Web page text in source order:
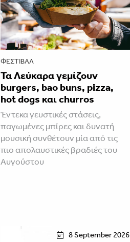
ΦΕΣΤΙΒΑΛ
Τα Λεύκαρα γεμίζουν
burgers, bao buns, pizza,
hot dogs και churros
Έντεκα γευστικές στάσεις,
παγωμένες μπίρες και δυνατή
μουσική συνθέτουν μία από τις
πιο απολαυστικές βραδιές του
Αυγούστου
8 September 2026